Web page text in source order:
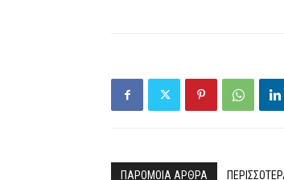
ΠΑΡΟΜΟΙΑ ΑΡΘΡΑ